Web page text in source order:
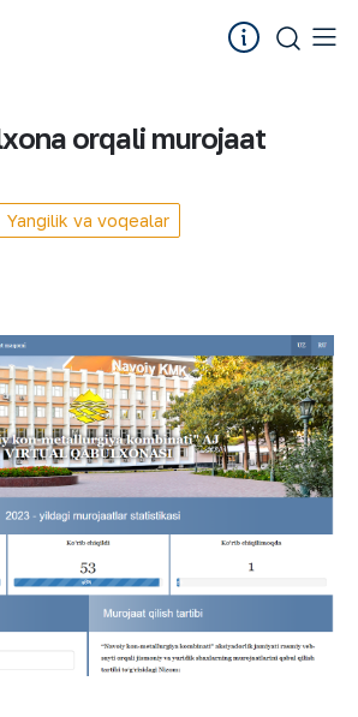
orqali murojaat
Yangilik va voqealar